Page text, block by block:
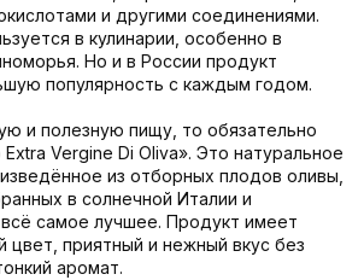
и другими соединениями.
в кулинарии, особенно в
Но и в России продукт
популярность с каждым годом.
и полезную пищу, то обязательно
Vergine Di Oliva». Это натуральное
из отборных плодов оливы,
в солнечной Италии и
самое лучшее. Продукт имеет
цвет, приятный и нежный вкус без
аромат.